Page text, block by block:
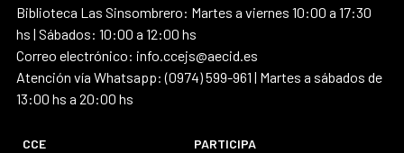
Biblioteca Las Sinsombrero: Martes a viernes 10:00 a 17:30
hs | Sábados: 10:00 a 12:00 hs
Correo electrónico: info.ccejs@aecid.es
Atención vía Whatsapp: (0974) 599-961 | Martes a sábados de
13:00 hs a 20:00 hs
CCE
PARTICIPA